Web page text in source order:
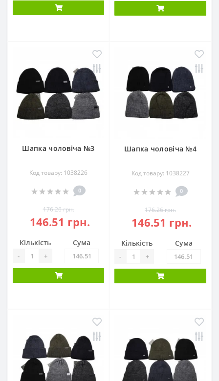
Шапка чоловіча №3
Код товару: 1038226
0
176.26 грн.
146.51 грн.
Кількість
- +
Сума
Шапка чоловіча №4
Код товару: 1038227
0
176.26 грн.
146.51 грн.
Кількість
- +
Сума